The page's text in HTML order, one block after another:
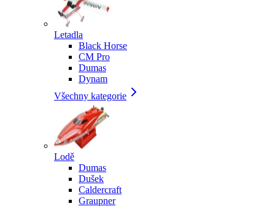
Letadla
Black Horse
CM Pro
Dumas
Dynam
Všechny kategorie
Lodě
Dumas
Dušek
Caldercraft
Graupner